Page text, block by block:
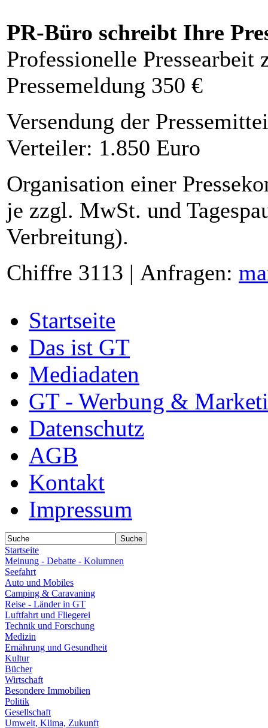
PR-Büro schreibt Ihre
Professionelle Pressearbeit
Pressemeldung 350 €
Versendung der
Verteiler: 1.850 Euro
Organisation einer
je zzgl. MwSt. und
Verbreitung).
Chiffre 3113 | Anfragen:
Startseite
Das ist GT
Mediadaten
GT - Werbung &
Datenschutz
AGB
Kontakt
Impressum
Startseite
Meinung - Debatte - Kolumnen
Seefahrt
Auto und Mobiles
Camping & Caravaning
Reise - Länder in GT
Luftfahrt und Fliegerei
Technik und Forschung
Medizin
Ernährung und Gesundheit
Kultur
Bücher
Wirtschaft
Besondere Immobilien
Politik
Gesellschaft
Umwelt, Klima, Zukunft